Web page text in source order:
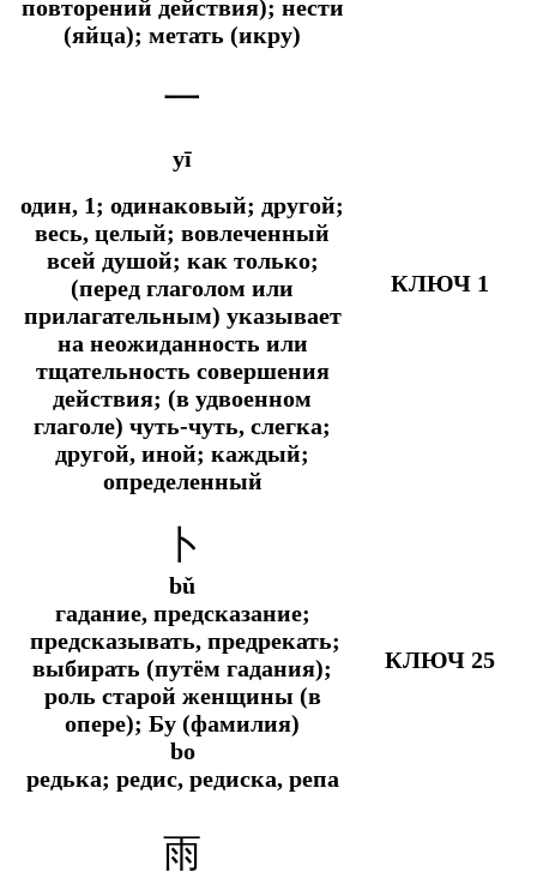
повторений действия); нести
(яйца); метать (икру)
一
yī
один, 1; одинаковый; другой;
весь, целый; вовлеченный
всей душой; как только;
(перед глаголом или
прилагательным) указывает
на неожиданность или
тщательность совершения
действия; (в удвоенном
глаголе) чуть-чуть, слегка;
другой, иной; каждый;
определенный
КЛЮЧ 1
卜
bǔ
гадание, предсказание;
предсказывать, предрекать;
выбирать (путём гадания);
роль старой женщины (в
опере); Бу (фамилия)
bo
редька; редис, редиска, репа
КЛЮЧ 25
雨